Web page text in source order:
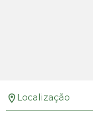
Localização